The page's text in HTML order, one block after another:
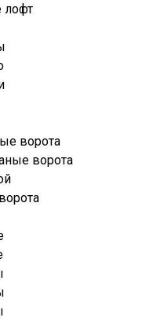
лофт
ворота
ворота